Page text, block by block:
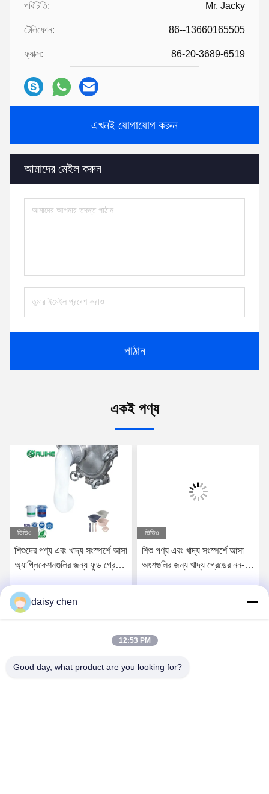
পরিচিতি: Mr. Jacky
টেলিফোন: 86--13660165505
ফ্যাক্স: 86-20-3689-6519
এখনই যোগাযোগ করুন
আমাদের মেইল ​​করুন
পাঠান
একই পণ্য
ভিডিও
শিশুদের পণ্য এবং খাদ্য সংস্পর্শে আসা
অ্যাপ্লিকেশনগুলির জন্য ফুড গ্রেড
রাবার
সেরা মূল্য পান
ভিডিও
শিশু পণ্য এবং খাদ্য সংস্পর্শে আসা
অংশগুলির জন্য খাদ্য গ্রেডের নন-
daisy chen
12:53 PM
Good day, what product are you looking for?